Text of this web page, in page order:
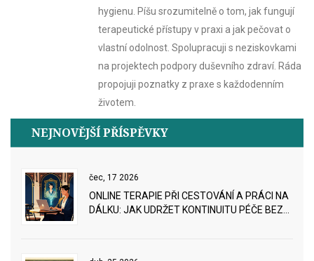
hygienu. Píšu srozumitelně o tom, jak fungují
terapeutické přístupy v praxi a jak pečovat o
vlastní odolnost. Spolupracuji s neziskovkami
na projektech podpory duševního zdraví. Ráda
propojuji poznatky z praxe s každodenním
životem.
NEJNOVĚJŠÍ PŘÍSPĚVKY
čec, 17 2026
ONLINE TERAPIE PŘI CESTOVÁNÍ A PRÁCI NA
DÁLKU: JAK UDRŽET KONTINUITU PÉČE BEZ